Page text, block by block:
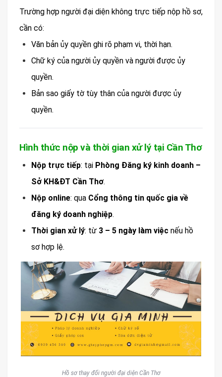
Trường hợp người đại diện không trực tiếp nộp hồ sơ,
cần có:
Văn bản ủy quyền ghi rõ phạm vi, thời hạn.
Chữ ký của người ủy quyền và người được ủy
quyền.
Bản sao giấy tờ tùy thân của người được ủy
quyền.
Hình thức nộp và thời gian xử lý tại Cần Thơ
Nộp trực tiếp: tại Phòng Đăng ký kinh doanh –
Sở KH&ĐT Cần Thơ.
Nộp online: qua Cổng thông tin quốc gia về
đăng ký doanh nghiệp.
Thời gian xử lý: từ 3 – 5 ngày làm việc nếu hồ
sơ hợp lệ.
Hồ sơ thay đổi người đại diện Cần Thơ